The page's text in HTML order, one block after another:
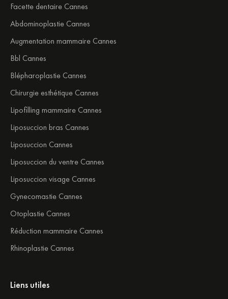
Facette dentaire Cannes
Abdominoplastie Cannes
Augmentation mammaire Cannes
Bbl Cannes
Blépharoplastie Cannes
Chirurgie esthétique Cannes
Lipofilling mammaire Cannes
Liposuccion bras Cannes
Liposuccion Cannes
Liposuccion du ventre Cannes
Liposuccion visage Cannes
Gynecomastie Cannes
Otoplastie Cannes
Réduction mammaire Cannes
Rhinoplastie Cannes
Liens utiles